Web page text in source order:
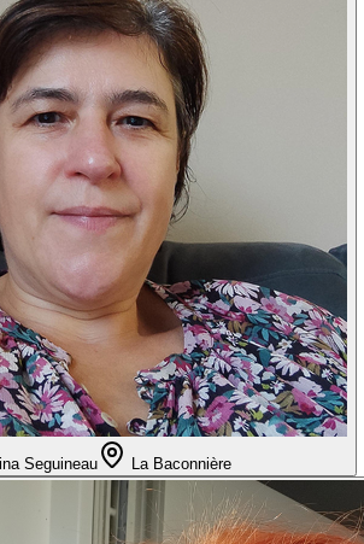
Seguineau La Baconnière